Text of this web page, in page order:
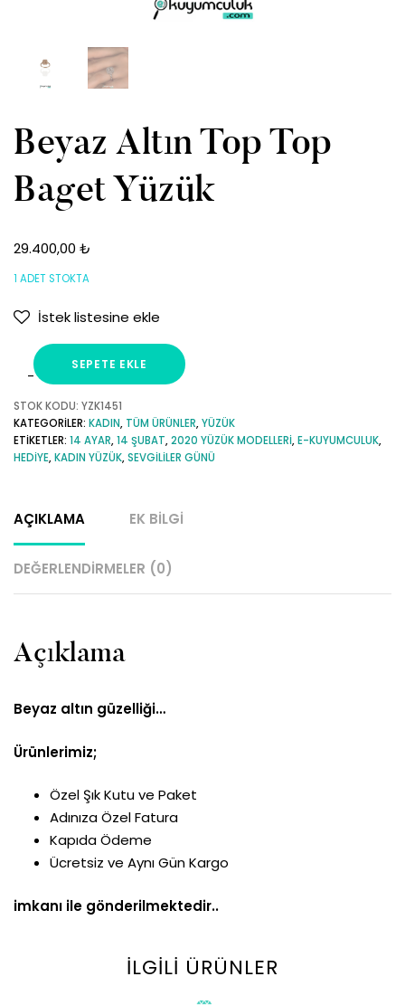
Beyaz Altın Top Top
Baget Yüzük
29.400,00 ₺
1 ADET STOKTA
İstek listesine ekle
Beyaz
Altın
Top
Top
adet
SEPETE EKLE
STOK KODU: YZK1451
KATEGORILER: KADIN, TÜM ÜRÜNLER,YÜZÜK
ETIKETLER: 14 AYAR,14 ŞUBAT,2020 YÜZÜK MODELLERI,E-KUYUMCULUK,
HEDIYE,KADIN YÜZÜK,SEVGILILER GÜNÜ
AÇIKLAMA EK BILGI
DEĞERLENDIRMELER (0)
Açıklama
Beyaz altın güzelliği…
Ürünlerimiz;
Özel Şık Kutu ve Paket
Adınıza Özel Fatura
Kapıda Ödeme
Ücretsiz ve Aynı Gün Kargo
imkanı ile gönderilmektedir..
İLGILI ÜRÜNLER